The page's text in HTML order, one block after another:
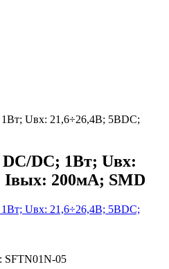
1Вт; Uвх: 21,6÷26,4В; 5ВDC;
DC/DC; 1Вт; Uвх:
Iвых: 200мА; SMD
SFTN01N-05